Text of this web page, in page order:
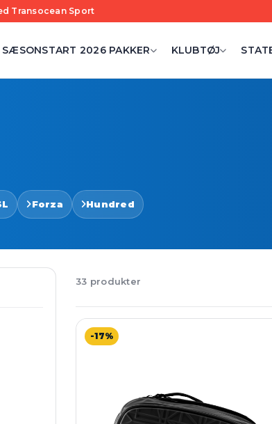
Transocean Sport
SÆSONSTART 2026 PAKKER KLUBTØJ
Forza Hundred
33 produkter
-17%